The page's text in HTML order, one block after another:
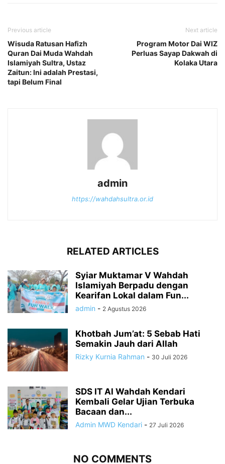
Previous article
Wisuda Ratusan Hafizh
Quran Dai Muda Wahdah
Islamiyah Sultra, Ustaz
Zaitun: Ini adalah Prestasi,
tapi Belum Final
Next article
Program Motor Dai WIZ
Perluas Sayap Dakwah di
Kolaka Utara
admin
https://wahdahsultra.or.id
RELATED ARTICLES
Syiar Muktamar V Wahdah
Islamiyah Berpadu dengan
Kearifan Lokal dalam Fun...
admin - 2 Agustus 2026
Khotbah Jum’at: 5 Sebab Hati
Semakin Jauh dari Allah
Rizky Kurnia Rahman - 30 Juli 2026
SDS IT Al Wahdah Kendari
Kembali Gelar Ujian Terbuka
Bacaan dan...
Admin MWD Kendari - 27 Juli 2026
NO COMMENTS